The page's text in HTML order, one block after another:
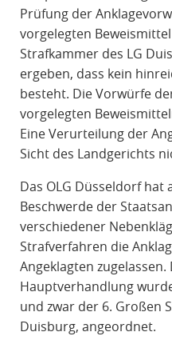
Prüfung der
vorgelegten
Strafkammer des LG
ergeben, dass kein
besteht. Die Vorwürfe
vorgelegten
Eine Verurteilung der
Sicht des Landgerichts
Das OLG Düsseldorf hat
Beschwerde der
verschiedener
Strafverfahren die
Angeklagten
Hauptverhandlung
und zwar der 6. Großen
Duisburg, angeordnet.